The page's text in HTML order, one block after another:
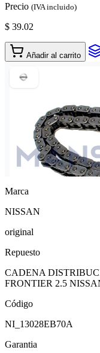
Precio (IVA incluido)
$ 39.02
Añadir al carrito
Marca
NISSAN
original
Repuesto
CADENA
FRONTIER 2.5
Código
NI_13028EB70A
Garantia